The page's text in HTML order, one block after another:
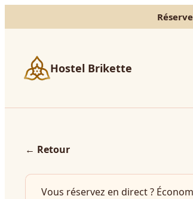
Hostel Brikette
← Retour
Vous réservez en direct ?